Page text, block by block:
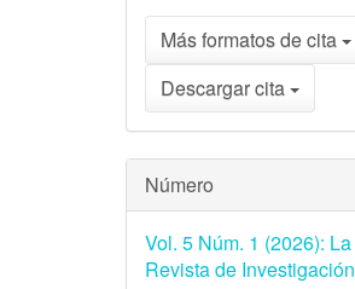
Más formatos de cita
Descargar cita
Número
Vol. 5 Núm. 1 (2026): La
Revista de Investigación